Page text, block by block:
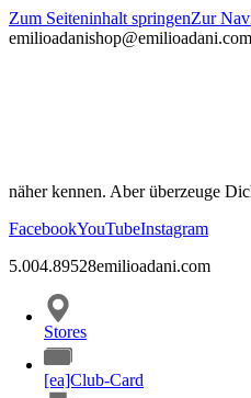
Zum Seiteninhalt springenZur
emilioadanishop@emilioadani.com
näher kennen. Aber überzeuge
FacebookYouTubeInstagram
5.004.89528emilioadani.com
Stores
[ea]Club-Card